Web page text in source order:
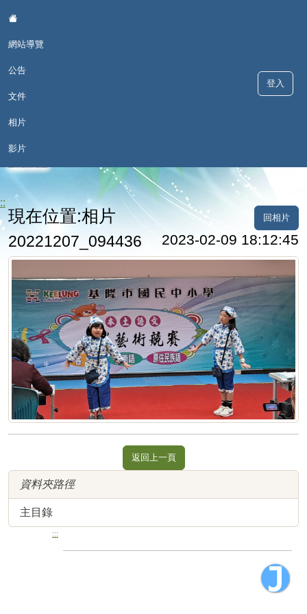
網站導覽
公告
文件
相片
影片
登入
言網
回相片
現在位置:相片
20221207_094436 2023-02-09 18:12:45
返回上一頁
資料夾路徑
主目錄
:::